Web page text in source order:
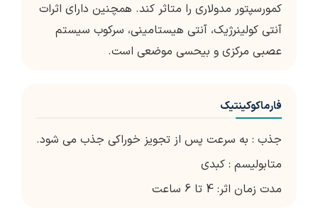
کمورسپتور مدولاری را متاثر کند. همچنین دارای اثرات
آنتی کولینرژیک، آنتی هیستامینی، سرکوب سیستم
عصبی مرکزی و بیحسی موضعی است.
فارماکوکینتیک
جذب : به سرعت پس از تجویز خوراکی جذب می شود.
متابولیسم : کبدی
مدت زمان اثر: 4 تا 6 ساعت